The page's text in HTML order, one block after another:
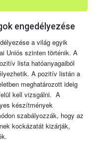
engedélyezése
a világ egyik
Uniós szinten történik. A
lista hatóanyagaiból
A pozitív listán a
meghatározott ideig
kell vizsgálni. A
készítmények
szabályozzák, hogy az
kockázatát kizárják,